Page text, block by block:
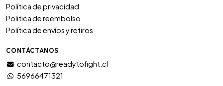
Política de privacidad
Politica de reembolso
Política de envíos y retiros
CONTÁCTANOS
contacto@readytofight.cl
56966471321